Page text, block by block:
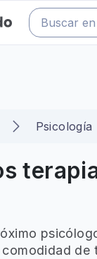
Psicología
de